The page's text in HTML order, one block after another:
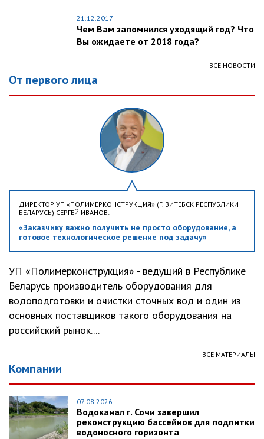
21.12.2017
Чем Вам запомнился уходящий год? Что
Вы ожидаете от 2018 года?
ВСЕ НОВОСТИ
От первого лица
ДИРЕКТОР УП «ПОЛИМЕРКОНСТРУКЦИЯ» (Г. ВИТЕБСК РЕСПУБЛИКИ
БЕЛАРУСЬ) СЕРГЕЙ ИВАНОВ:
«Заказчику важно получить не просто оборудование, а
готовое технологическое решение под задачу»
УП «Полимерконструкция» - ведущий в Республике
Беларусь производитель оборудования для
водоподготовки и очистки сточных вод и один из
основных поставщиков такого оборудования на
российский рынок....
ВСЕ МАТЕРИАЛЫ
Компании
07.08.2026
Водоканал г. Сочи завершил
реконструкцию бассейнов для подпитки
водоносного горизонта